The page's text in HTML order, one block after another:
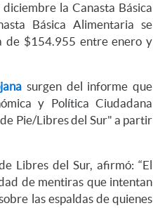
la Canasta Básica
Básica Alimentaria se
de $154.955 entre enero y
surgen del informe que
y Política Ciudadana
Pie/Libres del Sur" a partir
Libres del Sur, afirmó: “El
de mentiras que intentan
las espaldas de quienes